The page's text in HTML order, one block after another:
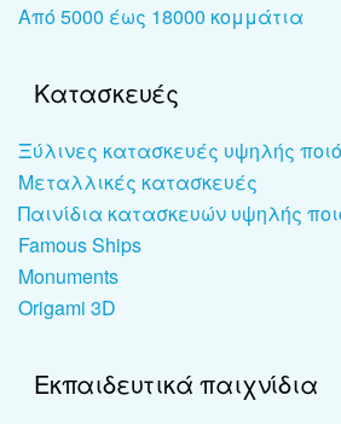
Από 5000 έως 18000 κομμάτια
Κατασκευές
Ξύλινες κατασκευές υψηλής
Μεταλλικές κατασκευές
Παινίδια κατασκευών υψηλής
Famous Ships
Monuments
Origami 3D
Εκπαιδευτικά παιχνίδια